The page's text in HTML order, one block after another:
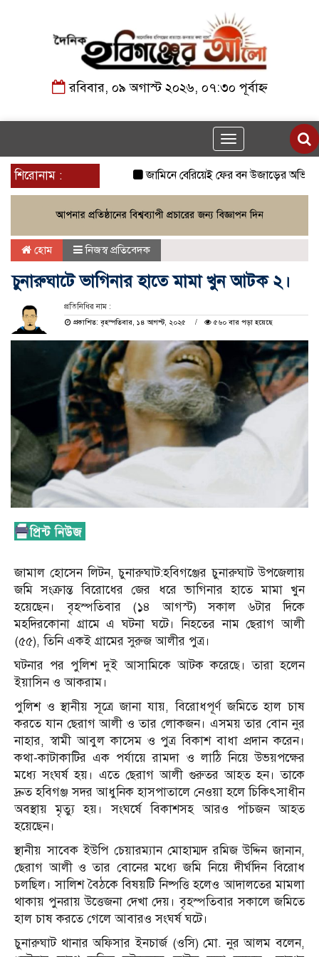
রবিবার, ০৯ অগাস্ট ২০২৬, ০৭:৩০ পূর্বাহ্ন
Toggle
navigation
শিরোনাম :
জামিনে বেরিয়েই ফের বন উজাড়ের অভিযোগ,
হোম নিজস্ব প্রতিবেদক
চুনারুঘাটে ভাগিনার হাতে মামা খুন আটক ২।
প্রতিনিধির নাম :
প্রকাশিত: বৃহস্পতিবার, ১৪ আগস্ট, ২০২৫
৫৬০ বার পড়া হয়েছে
জামাল হোসেন লিটন, চুনারুঘাট:হবিগঞ্জের চুনারুঘাট উপজেলায়
জমি সংক্রান্ত বিরোধের জের ধরে ভাগিনার হাতে মামা খুন
হয়েছেন। বৃহস্পতিবার (১৪ আগস্ট) সকাল ৬টার দিকে
মহদিরকোনা গ্রামে এ ঘটনা ঘটে। নিহতের নাম ছেরাগ আলী
(৫৫), তিনি একই গ্রামের সুরুজ আলীর পুত্র।
ঘটনার পর পুলিশ দুই আসামিকে আটক করেছে। তারা হলেন
ইয়াসিন ও আকরাম।
পুলিশ ও স্থানীয় সূত্রে জানা যায়, বিরোধপূর্ণ জমিতে হাল চাষ
করতে যান ছেরাগ আলী ও তার লোকজন। এসময় তার বোন নুর
নাহার, স্বামী আবুল কাসেম ও পুত্র বিকাশ বাধা প্রদান করেন।
কথা-কাটাকাটির এক পর্যায়ে রামদা ও লাঠি নিয়ে উভয়পক্ষের
মধ্যে সংঘর্ষ হয়। এতে ছেরাগ আলী গুরুতর আহত হন। তাকে
দ্রুত হবিগঞ্জ সদর আধুনিক হাসপাতালে নেওয়া হলে চিকিৎসাধীন
অবস্থায় মৃত্যু হয়। সংঘর্ষে বিকাশসহ আরও পাঁচজন আহত
হয়েছেন।
স্থানীয় সাবেক ইউপি চেয়ারম্যান মোহাম্মদ রমিজ উদ্দিন জানান,
ছেরাগ আলী ও তার বোনের মধ্যে জমি নিয়ে দীর্ঘদিন বিরোধ
চলছিল। সালিশ বৈঠকে বিষয়টি নিষ্পত্তি হলেও আদালতের মামলা
থাকায় পুনরায় উত্তেজনা দেখা দেয়। বৃহস্পতিবার সকালে জমিতে
হাল চাষ করতে গেলে আবারও সংঘর্ষ ঘটে।
চুনারুঘাট থানার অফিসার ইনচার্জ (ওসি) মো. নুর আলম বলেন,